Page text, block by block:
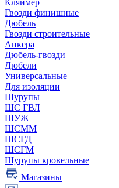
Кляймер
Гвозди финишные
Дюбель
Гвозди строительные
Анкера
Дюбель-гвозди
Дюбели
Универсальные
Для изоляции
Шурупы
ШС ГВЛ
ШУЖ
ШСММ
ШСГД
ШСГМ
Шурупы кровельные
Магазины